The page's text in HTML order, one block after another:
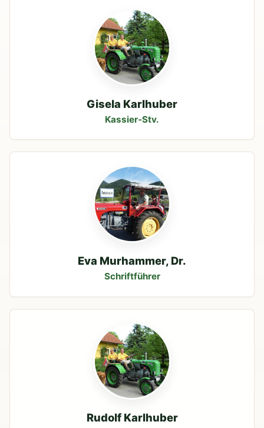
Gisela Karlhuber
Kassier-Stv.
Eva Murhammer, Dr.
Schriftführer
Rudolf Karlhuber